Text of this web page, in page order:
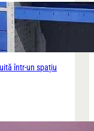
într-un spațiu